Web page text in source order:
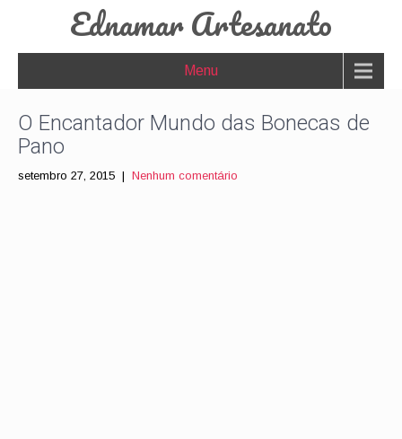
Ednamar Artesanato
Menu
O Encantador Mundo das Bonecas de
Pano
setembro 27, 2015 | Nenhum comentário